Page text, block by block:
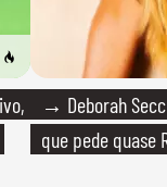
→ Deborah
que pede quase